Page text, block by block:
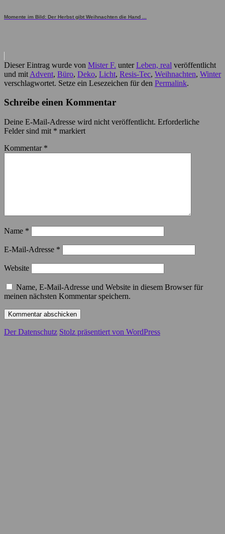
Momente im Bild: Der Herbst gibt Weihnachten die Hand ...
Dieser Eintrag wurde von Mister F. unterLeben, real veröffentlicht
und mit Advent, Büro, Deko, Licht, Resis-Tec, Weihnachten, Winter
verschlagwortet. Setze ein Lesezeichen für den Permalink.
Schreibe einen Kommentar
Deine E-Mail-Adresse wird nicht veröffentlicht. Erforderliche
Felder sind mit * markiert
Kommentar *
Name *
E-Mail-Adresse *
Website
Name, E-Mail-Adresse und Website in diesem Browser für
meinen nächsten Kommentar speichern.
Der Datenschutz Stolz präsentiert von WordPress